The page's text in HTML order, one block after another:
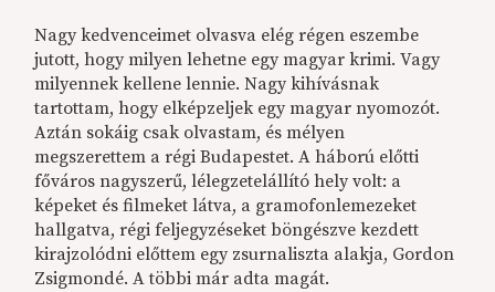
Nagy kedvenceimet olvasva elég régen eszembe
jutott, hogy milyen lehetne egy magyar krimi. Vagy
milyennek kellene lennie. Nagy kihívásnak
tartottam, hogy elképzeljek egy magyar nyomozót.
Aztán sokáig csak olvastam, és mélyen
megszerettem a régi Budapestet. A háború előtti
főváros nagyszerű, lélegzetelállító hely volt: a
képeket és filmeket látva, a gramofonlemezeket
hallgatva, régi feljegyzéseket böngészve kezdett
kirajzolódni előttem egy zsurnaliszta alakja, Gordon
Zsigmondé. A többi már adta magát.